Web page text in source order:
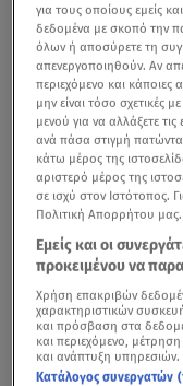
για τους οποίους εμείς
δεδομένα με σκοπό την
όλων ή αποσύρετε τη
απενεργοποιηθούν. Αν
περιεχόμενο και κάποιες
μην είναι τόσο σχετικές
μενού για να αλλάξετε
ανά πάσα στιγμή
κάτω μέρος της
αριστερό μέρος της
σε ισχύ στον Ιστότοπος.
Πολιτική Απορρήτου μας.
Εμείς και οι
προκειμένου να
Χρήση επακριβών
χαρακτηριστικών
και πρόσβαση στα
και περιεχόμενο,
και ανάπτυξη υπηρεσιών.
Κατάλογος συνεργατών